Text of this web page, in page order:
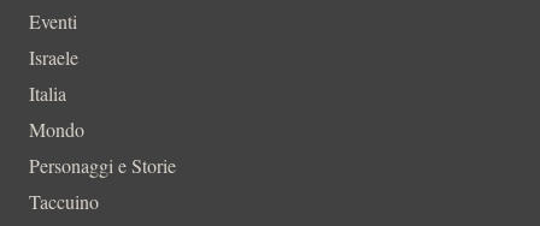
Eventi
Israele
Italia
Mondo
Personaggi e Storie
Taccuino